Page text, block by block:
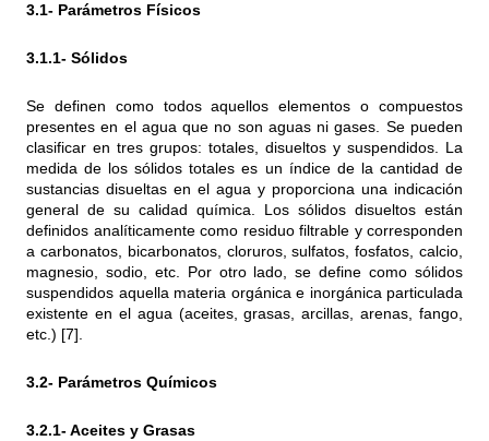
3.1- Parámetros Físicos
3.1.1- Sólidos
Se definen como todos aquellos elementos o compuestos
presentes en el agua que no son aguas ni gases. Se pueden
clasificar en tres grupos: totales, disueltos y suspendidos. La
medida de los sólidos totales es un índice de la cantidad de
sustancias disueltas en el agua y proporciona una indicación
general de su calidad química. Los sólidos disueltos están
definidos analíticamente como residuo filtrable y corresponden
a carbonatos, bicarbonatos, cloruros, sulfatos, fosfatos, calcio,
magnesio, sodio, etc. Por otro lado, se define como sólidos
suspendidos aquella materia orgánica e inorgánica particulada
existente en el agua (aceites, grasas, arcillas, arenas, fango,
etc.) [7].
3.2- Parámetros Químicos
3.2.1-Aceites y Grasas